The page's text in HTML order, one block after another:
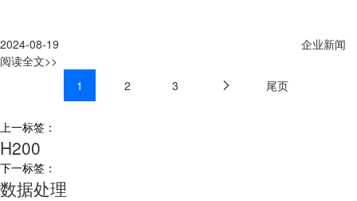
2024-08-19
企业新闻
阅读全文>>
1
2 3 尾页
上一标签：
H200
下一标签：
数据处理